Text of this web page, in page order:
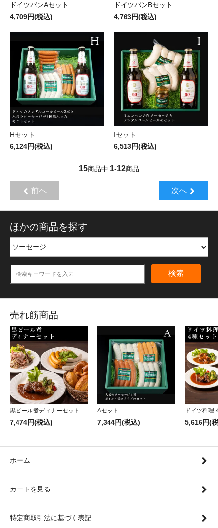
ドイツパンAセット
4,709円(税込)
ドイツパンBセット
4,763円(税込)
Hセット
6,124円(税込)
Iセット
6,513円(税込)
15商品中 1-12商品
前へ 次へ
ほかの商品を探す
検索
売れ筋商品
黒ビール煮ディナーセット
7,474円(税込)
Aセット
7,344円(税込)
ドイツ料理
5,616円(
ホーム
カートを見る
特定商取引法に基づく表記